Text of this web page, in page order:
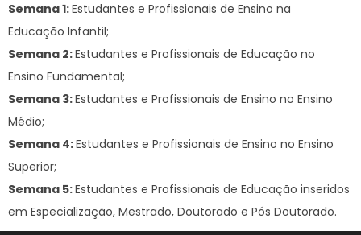
Semana 1:Estudantes e Profissionais de Ensino na
Educação Infantil;
Semana 2:Estudantes e Profissionais de Educação no
Ensino Fundamental;
Semana 3:Estudantes e Profissionais de Ensino no Ensino
Médio;
Semana 4:Estudantes e Profissionais de Ensino no Ensino
Superior;
Semana 5:Estudantes e Profissionais de Educação inseridos
em Especialização, Mestrado, Doutorado e Pós Doutorado.